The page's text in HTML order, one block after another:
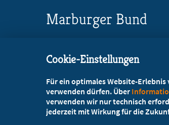
Marburger Bund
Osterbekstr. 90c, 22083 Hamburg
+49 40 2298003
+49 40 2279428
Cookie-Einstellungen
Für ein optimales Website-
verwenden dürfen. Über
verwenden wir nur technisch
jederzeit mit Wirkung für die